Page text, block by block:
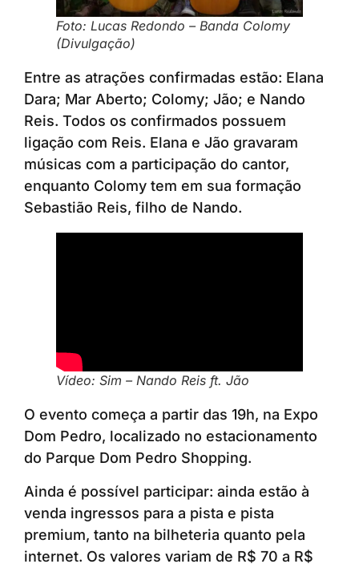
Foto: Lucas Redondo – Banda Colomy
(Divulgação)
Entre as atrações confirmadas estão: Elana
Dara; Mar Aberto; Colomy; Jão; e Nando
Reis. Todos os confirmados possuem
ligação com Reis. Elana e Jão gravaram
músicas com a participação do cantor,
enquanto Colomy tem em sua formação
Sebastião Reis, filho de Nando.
Vídeo: Sim – Nando Reis ft. Jão
O evento começa a partir das 19h, na Expo
Dom Pedro, localizado no estacionamento
do Parque Dom Pedro Shopping.
Ainda é possível participar: ainda estão à
venda ingressos para a pista e pista
premium, tanto na bilheteria quanto pela
internet. Os valores variam de R$ 70 a R$